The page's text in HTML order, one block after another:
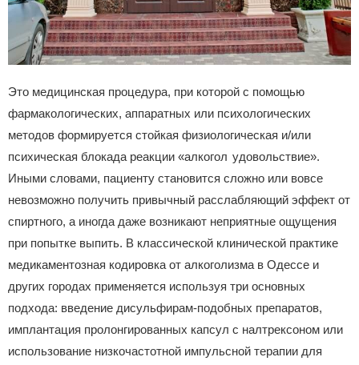
Это медицинская процедура, при которой с помощью
фармакологических, аппаратных или психологических
методов формируется стойкая физиологическая и/или
психическая блокада реакции «алкогол удовольствие».
Иными словами, пациенту становится сложно или вовсе
невозможно получить привычный расслабляющий эффект от
спиртного, а иногда даже возникают неприятные ощущения
при попытке выпить. В классической клинической практике
медикаментозная кодировка от алкоголизма в Одессе и
других городах применяется используя три основных
подхода: введение дисульфирам‑подобных препаратов,
имплантация пролонгированных капсул с налтрексоном или
использование низкочастотной импульсной терапии для